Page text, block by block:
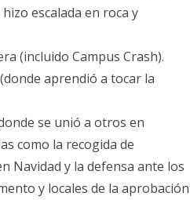
escalada en roca y
(incluido Campus Crash).
aprendió a tocar la
se unió a otros en
como la recogida de
Navidad y la defensa ante los
y locales de la aprobación